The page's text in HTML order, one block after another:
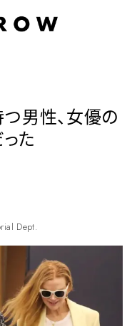
男性、女優の
た
Dept.